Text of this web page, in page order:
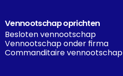
Vennootschap oprichten
Besloten vennootschap
Vennootschap onder firma
Commanditaire vennootschap